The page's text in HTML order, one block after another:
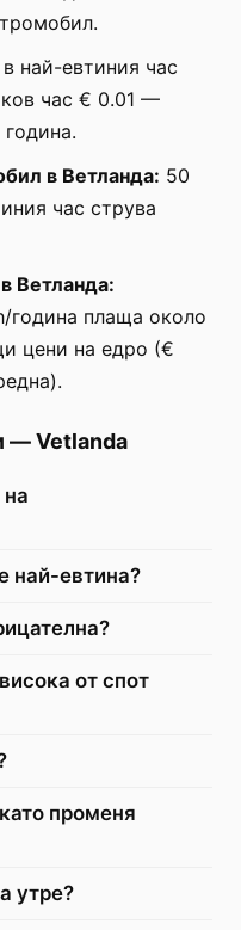
в най-евтиния час
час € 0.01 —
в Ветланда: 50
час струва
Ветланда:
година плаща около
цени на едро (€
—Vetlanda
най-евтина?
от спот
променя
утре?